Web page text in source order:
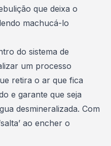
que deixa o
machucá-lo
do sistema de
um processo
retira o ar que fica
e garante que seja
desmineralizada. Com
ao encher o